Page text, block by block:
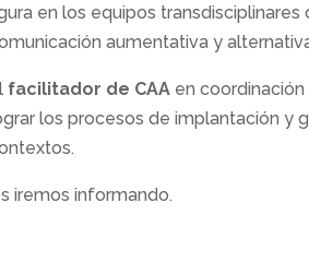
en los equipos
aumentativa y
facilitador de CAA en
los procesos de implantación y
iremos informando.